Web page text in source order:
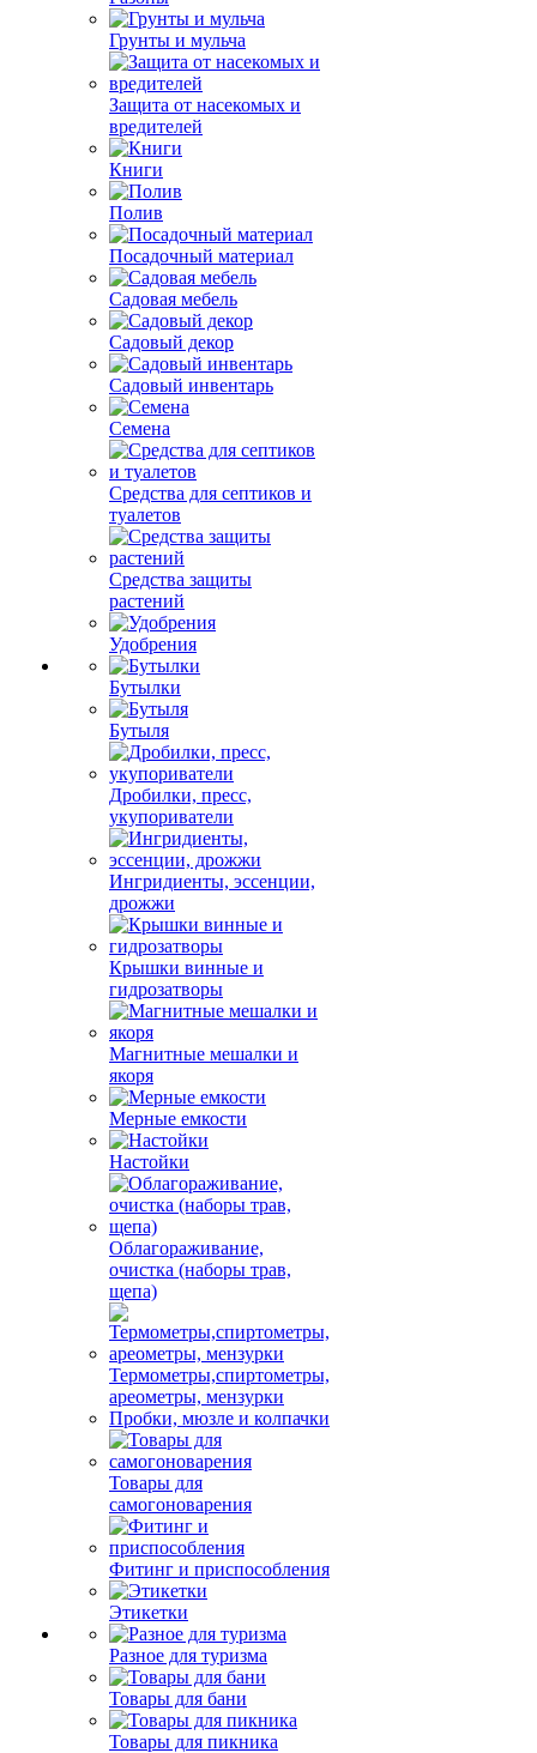
Грунты и мульча
Защита от насекомых и
вредителей
Книги
Полив
Посадочный материал
Садовая мебель
Садовый декор
Садовый инвентарь
Семена
Средства для септиков и
туалетов
Средства защиты
растений
Удобрения
Бутылки
Бутыля
Дробилки, пресс,
укупориватели
Ингридиенты, эссенции,
дрожжи
Крышки винные и
гидрозатворы
Магнитные мешалки и
якоря
Мерные емкости
Настойки
Облагораживание,
очистка (наборы трав,
щепа)
Термометры,спиртометры,
ареометры, мензурки
Пробки, мюзле и колпачки
Товары для
самогоноварения
Фитинг и приспособления
Этикетки
Разное для туризма
Товары для бани
Товары для пикника